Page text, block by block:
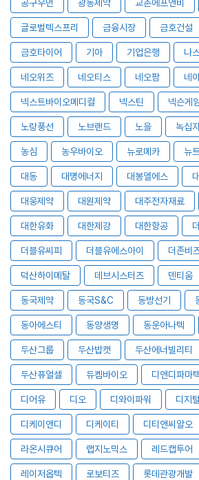
공구우먼 광동제약 교촌에프앤비
글로벌텍스프리 금융시장 금호건설
금호타이어 기아 기업은행 나
네오위즈 네오티스 네오팜 네
넥스트바이오메디컬 넥스틴 넥슨게
노랑풍선 노브랜드 노을 녹십
농심 농우바이오 뉴로메카 뉴
대동 대명에너지 대봉엘에스
대웅제약 대원제약 대주전자재료
대한유화 대한제강 대한항공
더블유씨피 더블유에스아이 더존비
덕산하이메탈 데브시스터즈 덴티움
동국제약 동국S&C 동방선기
동아에스티 동양생명 동운아나텍
두산그룹 두산밥캣 두산에너빌리티
두산퓨얼셀 듀켐바이오 디앤디파마
디어유 디오 디와이파워 디지
디케이앤디 디케이티 디티앤씨알오
라온시큐어 랩지노믹스 레드캡투어
레이저옵텍 로보티즈 롯데관광개발